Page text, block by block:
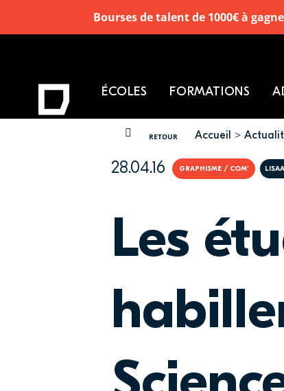
RETOUR
VOUS ÊTES ICI Accueil
28.04.16 GRAPHISME / COM'
Les
ÉCOLES FORMATIONS
Bourses de talent de 1000€ à